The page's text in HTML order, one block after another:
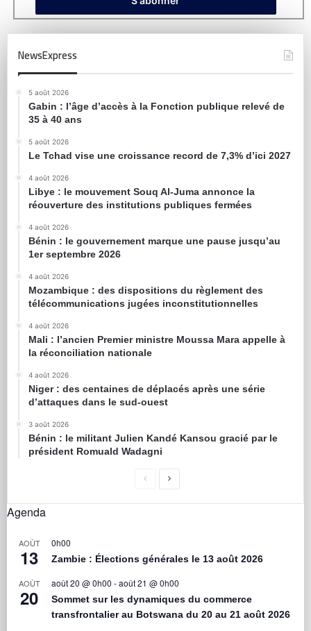
NewsExpress
5 août 2026
Gabin : l’âge d’accès à la Fonction publique relevé de
35 à 40 ans
5 août 2026
Le Tchad vise une croissance record de 7,3% d’ici 2027
4 août 2026
Libye : le mouvement Souq Al-Juma annonce la
réouverture des institutions publiques fermées
4 août 2026
Bénin : le gouvernement marque une pause jusqu’au
1er septembre 2026
4 août 2026
Mozambique : des dispositions du règlement des
télécommunications jugées inconstitutionnelles
4 août 2026
Mali : l’ancien Premier ministre Moussa Mara appelle à
la réconciliation nationale
4 août 2026
Niger : des centaines de déplacés après une série
d’attaques dans le sud-ouest
3 août 2026
Bénin : le militant Julien Kandé Kansou gracié par le
président Romuald Wadagni
Agenda
AOÛT
13
0h00
Zambie : Élections générales le 13 août 2026
AOÛT
20
août 20 @ 0h00 -août 21 @ 0h00
Sommet sur les dynamiques du commerce
transfrontalier au Botswana du 20 au 21 août 2026